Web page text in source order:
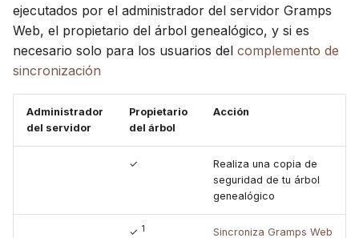
u
ejecutados por el administrador del servidor Gramps
Web, el propietario del árbol genealógico, y si es
necesario solo para los usuarios del complemento de
sincronización
Administrador
del servidor
Propietario
del árbol
Acción
✓
Realiza una copia de
seguridad de tu árbol
genealógico
✓ 1
Sincroniza Gramps Web